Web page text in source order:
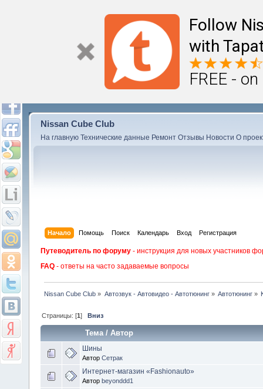
Follow
with
FREE -
Nissan Cube Club
На главную Технические данные Ремонт Отзывы Новости О
Начало Помощь Поиск Календарь Вход Регистрация
Путеводитель по форуму - инструкция для новых участников
FAQ - ответы на часто задаваемые вопросы
Nissan Cube Club » Автозвук - Автовидео - Автотюнинг» Автотюнинг»
Страницы: [1]Вниз
Тема/Автор
Шины
Автор Сетрак
Интернет-магазин «Fashionauto»
Автор beyonddd1